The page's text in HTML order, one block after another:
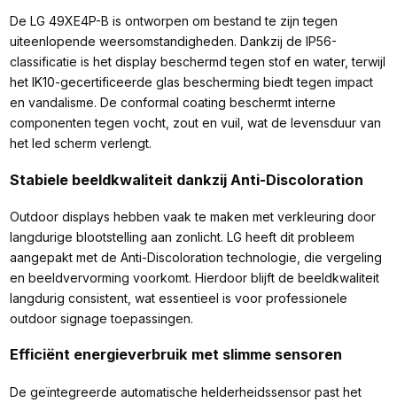
De LG 49XE4P-B is ontworpen om bestand te zijn tegen
uiteenlopende weersomstandigheden. Dankzij de IP56-
classificatie is het display beschermd tegen stof en water, terwijl
het IK10-gecertificeerde glas bescherming biedt tegen impact
en vandalisme. De conformal coating beschermt interne
componenten tegen vocht, zout en vuil, wat de levensduur van
het led scherm verlengt.
Stabiele beeldkwaliteit dankzij Anti-Discoloration
Outdoor displays hebben vaak te maken met verkleuring door
langdurige blootstelling aan zonlicht. LG heeft dit probleem
aangepakt met de Anti-Discoloration technologie, die vergeling
en beeldvervorming voorkomt. Hierdoor blijft de beeldkwaliteit
langdurig consistent, wat essentieel is voor professionele
outdoor signage toepassingen.
Efficiënt energieverbruik met slimme sensoren
De geïntegreerde automatische helderheidssensor past het